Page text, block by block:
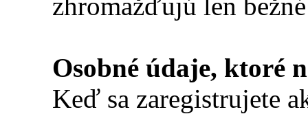
Osobné údaje, ktoré
Keď sa zaregistrujete